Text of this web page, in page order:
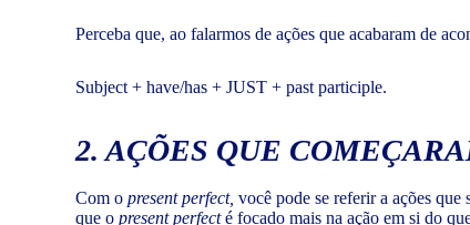
Perceba que, ao falarmos de ações que acabaram de
Subject + have/has + JUST + past participle.
2.AÇÕES QUE
Com o present perfect, você pode se referir a ações
que o present perfecté focado mais na ação em si do